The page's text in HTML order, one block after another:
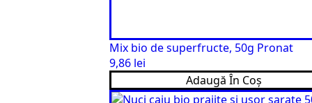
Mix bio de superfructe, 50g Pronat
9,86 lei
Adaugă În Coș